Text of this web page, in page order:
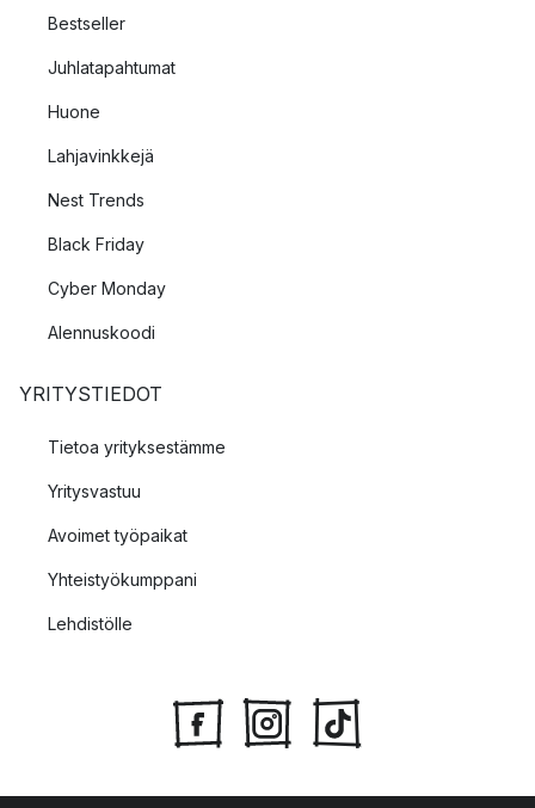
Bestseller
Juhlatapahtumat
Huone
Lahjavinkkejä
Nest Trends
Black Friday
Cyber Monday
Alennuskoodi
YRITYSTIEDOT
Tietoa yrityksestämme
Yritysvastuu
Avoimet työpaikat
Yhteistyökumppani
Lehdistölle